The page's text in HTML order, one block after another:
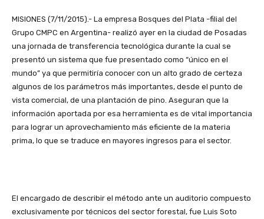
MISIONES (7/11/2015).- La empresa Bosques del Plata -filial del
Grupo CMPC en Argentina- realizó ayer en la ciudad de Posadas
una jornada de transferencia tecnológica durante la cual se
presentó un sistema que fue presentado como “único en el
mundo” ya que permitiría conocer con un alto grado de certeza
algunos de los parámetros más importantes, desde el punto de
vista comercial, de una plantación de pino. Aseguran que la
información aportada por esa herramienta es de vital importancia
para lograr un aprovechamiento más eficiente de la materia
prima, lo que se traduce en mayores ingresos para el sector.
El encargado de describir el método ante un auditorio compuesto
exclusivamente por técnicos del sector forestal, fue Luis Soto